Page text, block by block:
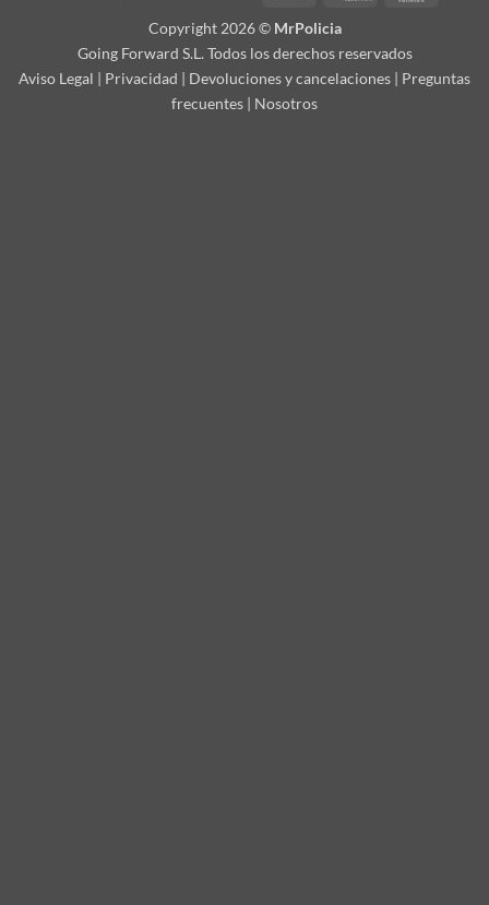
Copyright 2026 © MrPolicia
Going Forward S.L. Todos los derechos reservados
Aviso Legal
Privacidad Devoluciones y cancelaciones
Preguntas
frecuentes
Nosotros